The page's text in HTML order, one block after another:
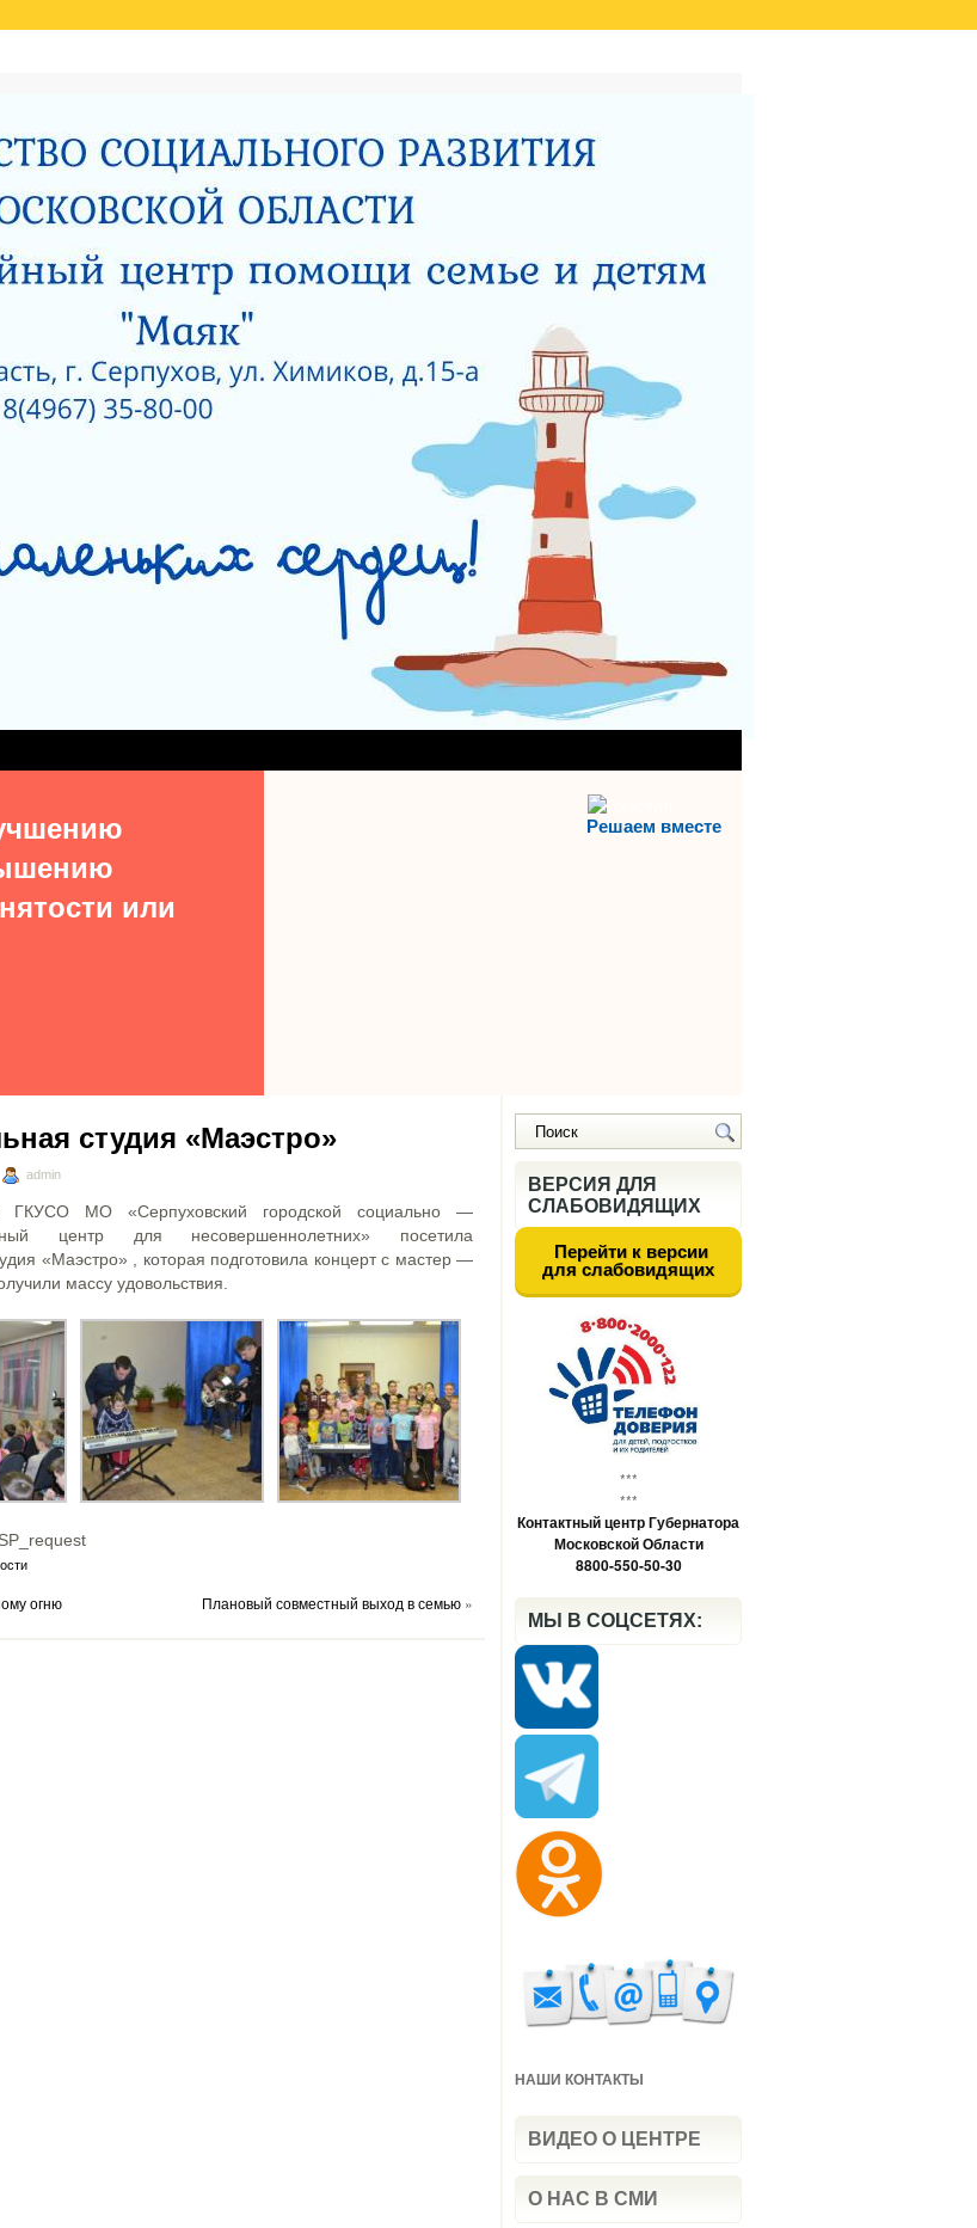
О ПОЗИТИВНОМ МЫШЛЕНИИ
САНИТАРНО — ЭПИДЕМИОЛОГИЧЕСКОЕ ЗАКЛЮЧЕНИЕ ВИДЕО
«СЕРПУХОВСКИЙ ГОРОДСКОЙ СОЦИАЛЬНО-РЕАБИЛИТАЦИОННЫЙ ЦЕНТР ДЛЯ
ЛИЦЕНЗИЯ НА ОСУЩЕСТВЛЕНИЕ МЕДИЦИНСКОЙ ДЕЯТЕЛЬНОСТИ
ЗАЩИТИТЬ РЕБЕНКА ОТ ПАДЕНИЯ ИЗ ОКНА?
НУЖНО ЗНАТЬ О КОРРУПЦИИ?
СОЦИАЛЬНОГО ОБСЛУЖИВАНИЯ, ПОДВЕДОМСТВЕННЫХ МИНИСТЕРСТВУ СОЦИАЛЬНОГО
УСЛУГ ПО РЕЗУЛЬТАТАМ НЕЗАВИСИМОЙ ОЦЕНКИ КАЧЕСТВА РАБОТЫ ГКУСО МО
ЦЕНТР ДЛЯ НЕСОВЕРШЕННОЛЕТНИХ» (2015 ГОД)
ЗАЩИТА ПРАВ ДЕТЕЙ
ПОРЯДОК ПОДАЧИ ОБРАЩЕНИЯ
СОПРОВОЖДЕНИЯ ЗАМЕЩАЮЩИХ СЕМЕЙ #15513 (БЕЗ НАЗВАНИЯ)
ИЗ ЧИСЛА ДЕТЕЙ-СИРОТ УЧАСТКОВАЯ СОЦИАЛЬНАЯ СЛУЖБА
Решаем вместе
или
студия «Маэстро»
admin
МО «Серпуховский городской социально —
центр для несовершеннолетних» посетила
«Маэстро» , которая подготовила концерт с мастер —
массу удовольствия.
огню Плановый совместный выход в семью »
ВЕРСИЯ ДЛЯ
СЛАБОВИДЯЩИХ
Перейти к версии
для слабовидящих
***
***
Контактный центр Губернатора
Московской Области
8800-550-50-30
МЫ В СОЦСЕТЯХ:
НАШИ КОНТАКТЫ
ВИДЕО О ЦЕНТРЕ
О НАС В СМИ